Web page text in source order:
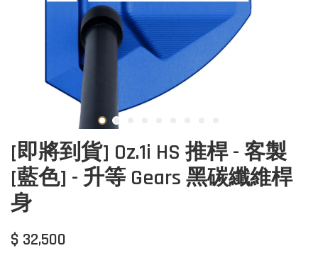
[即將到貨] Oz.1i HS 推桿 - 客製
[藍色] - 升等 Gears 黑碳纖維桿
身
$ 32,500